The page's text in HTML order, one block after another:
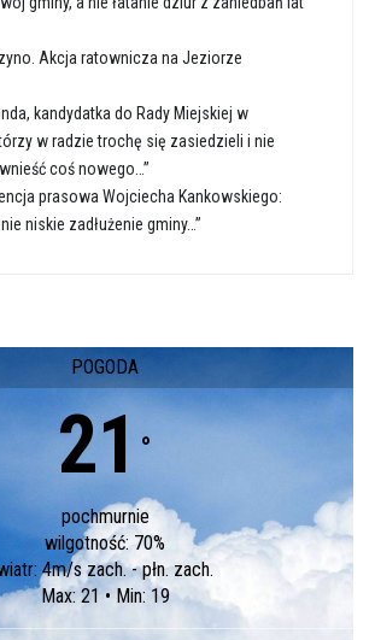
Akcja ratownicza na Jeziorze
kandydatka do Rady Miejskiej w
w radzie trochę się zasiedzieli i nie
coś nowego…”
prasowa Wojciecha Kankowskiego:
niskie zadłużenie gminy…”
POGODA
21 °
pochmurnie
wilgotność: 70%
4m/s zach. - płn. zach.
Max: 21 • Min: 19